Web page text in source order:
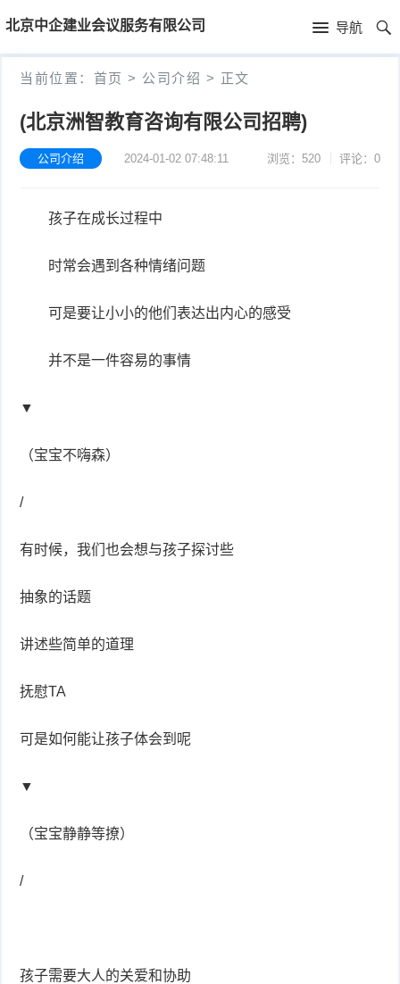
北京中企建业会议服务有限公司 导航
首
页
首
当前位置： 首页 > 公司介绍 > 正文
(北京洲智教育咨询有限公司招聘)
公司介绍 2024-01-02 07:48:11 浏览：520 评论：0
孩子在成长过程中
时常会遇到各种情绪问题
可是要让小小的他们表达出内心的感受
并不是一件容易的事情
▼
（宝宝不嗨森）
/
有时候，我们也会想与孩子探讨些
抽象的话题
讲述些简单的道理
抚慰TA
可是如何能让孩子体会到呢
▼
（宝宝静静等撩）
/
孩子需要大人的关爱和协助